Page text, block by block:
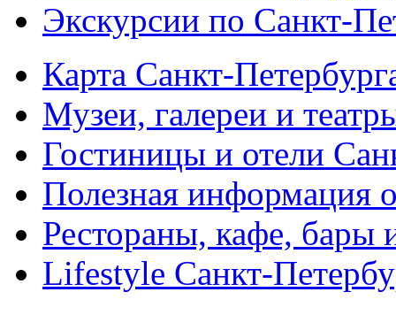
Экскурсии по Санкт-
Карта Санкт-
Музеи, галереи и
Гостиницы и отели
Полезная информация
Рестораны, кафе, бары
Lifestyle Санкт-